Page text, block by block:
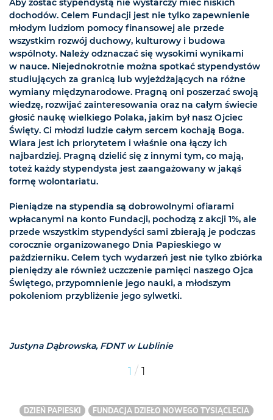
Aby zostać stypendystą nie wystarczy mieć niskich
dochodów. Celem Fundacji jest nie tylko zapewnienie
młodym ludziom pomocy finansowej ale przede
wszystkim rozwój duchowy, kulturowy i budowa
wspólnoty. Należy odznaczać się wysokimi wynikami
w nauce. Niejednokrotnie można spotkać stypendystów
studiujących za granicą lub wyjeżdżających na różne
wymiany międzynarodowe. Pragną oni poszerzać swoją
wiedzę, rozwijać zainteresowania oraz na całym świecie
głosić naukę wielkiego Polaka, jakim był nasz Ojciec
Święty. Ci młodzi ludzie całym sercem kochają Boga.
Wiara jest ich priorytetem i właśnie ona łączy ich
najbardziej. Pragną dzielić się z innymi tym, co mają,
toteż każdy stypendysta jest zaangażowany w jakąś
formę wolontariatu.
Pieniądze na stypendia są dobrowolnymi ofiarami
wpłacanymi na konto Fundacji, pochodzą z akcji 1%, ale
przede wszystkim stypendyści sami zbierają je podczas
corocznie organizowanego Dnia Papieskiego w
październiku. Celem tych wydarzeń jest nie tylko zbiórka
pieniędzy ale również uczczenie pamięci naszego Ojca
Świętego, przypomnienie jego nauki, a młodszym
pokoleniom przybliżenie jego sylwetki.
Justyna Dąbrowska, FDNT w Lublinie
1 / 1
DZIEŃ PAPIESKI
FUNDACJA DZIEŁO NOWEGO TYSIĄCLECIA